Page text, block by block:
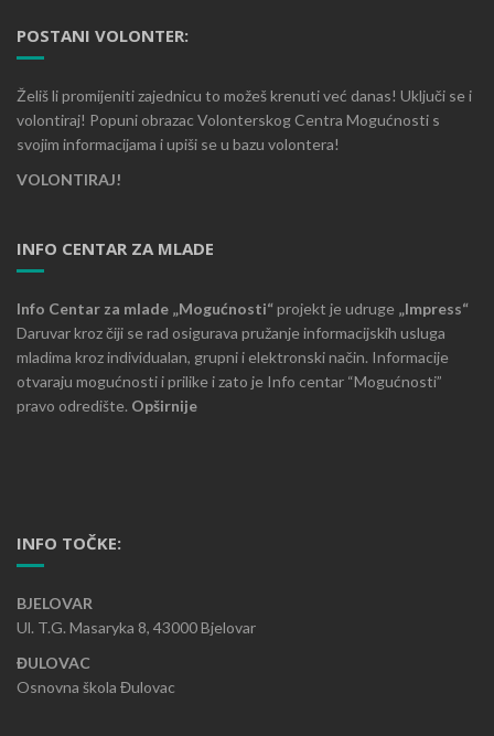
POSTANI VOLONTER:
Želiš li promijeniti zajednicu to možeš krenuti već danas! Uključi se i
volontiraj! Popuni obrazac Volonterskog Centra Mogućnosti s
svojim informacijama i upiši se u bazu volontera!
VOLONTIRAJ!
INFO CENTAR ZA MLADE
Info Centar za mlade „Mogućnosti“projekt je udruge „Impress“
Daruvar kroz čiji se rad osigurava pružanje informacijskih usluga
mladima kroz individualan, grupni i elektronski način. Informacije
otvaraju mogućnosti i prilike i zato je Info centar “Mogućnosti”
pravo odredište. Opširnije
INFO TOČKE:
BJELOVAR
Ul. T.G. Masaryka 8, 43000 Bjelovar
ĐULOVAC
Osnovna škola Đulovac